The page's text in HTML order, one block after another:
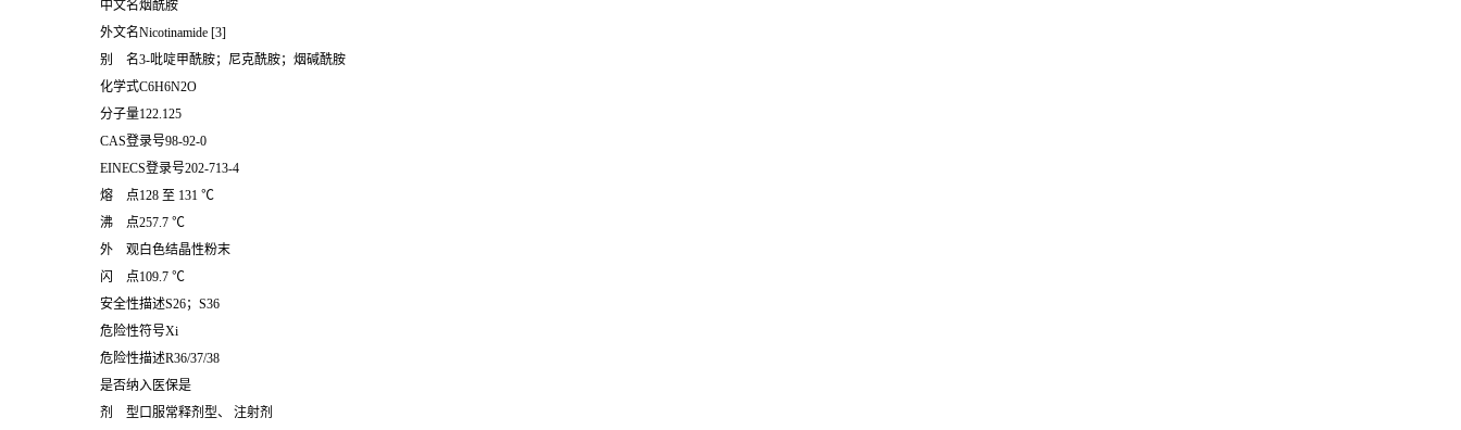
中文名烟酰胺
外文名Nicotinamide [3]
别 名3-吡啶甲酰胺；尼克酰胺；烟碱酰胺
化学式C6H6N2O
分子量122.125
CAS登录号98-92-0
EINECS登录号202-713-4
熔 点128 至 131 ℃
沸 点257.7 ℃
外 观白色结晶性粉末
闪 点109.7 ℃
安全性描述S26；S36
危险性符号Xi
危险性描述R36/37/38
是否纳入医保是
剂 型口服常释剂型、 注射剂